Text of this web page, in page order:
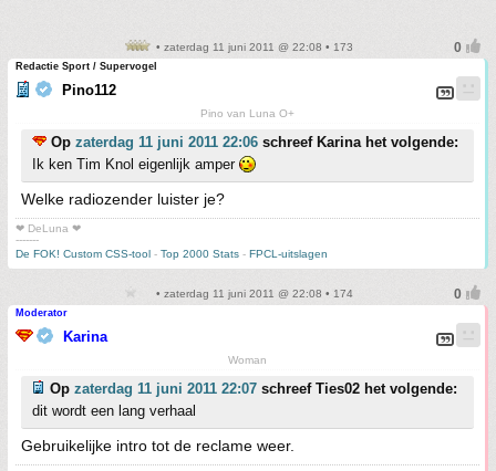
• zaterdag 11 juni 2011 @ 22:08 • 173
Redactie Sport / Supervogel
Pino112
Pino van Luna O+
Op zaterdag 11 juni 2011 22:06 schreef Karina het volgende:
Ik ken Tim Knol eigenlijk amper
Welke radiozender luister je?
❤ DeLuna ❤
-------
De FOK! Custom CSS-tool - Top 2000 Stats - FPCL-uitslagen
• zaterdag 11 juni 2011 @ 22:08 • 174
Moderator
Karina
Woman
Op zaterdag 11 juni 2011 22:07 schreef Ties02 het volgende:
dit wordt een lang verhaal
Gebruikelijke intro tot de reclame weer.